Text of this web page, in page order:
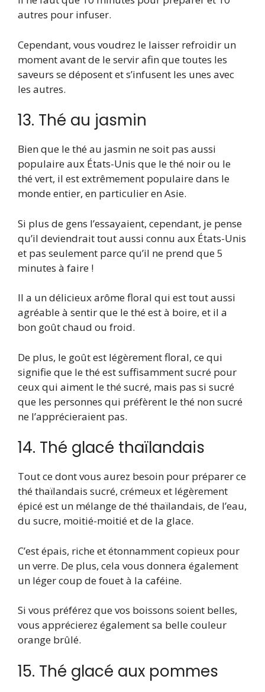
autres pour infuser.
Cependant, vous voudrez le laisser refroidir un
moment avant de le servir afin que toutes les
saveurs se déposent et s’infusent les unes avec
les autres.
13. Thé au jasmin
Bien que le thé au jasmin ne soit pas aussi
populaire aux États-Unis que le thé noir ou le
thé vert, il est extrêmement populaire dans le
monde entier, en particulier en Asie.
Si plus de gens l’essayaient, cependant, je pense
qu’il deviendrait tout aussi connu aux États-Unis
et pas seulement parce qu’il ne prend que 5
minutes à faire !
Il a un délicieux arôme floral qui est tout aussi
agréable à sentir que le thé est à boire, et il a
bon goût chaud ou froid.
De plus, le goût est légèrement floral, ce qui
signifie que le thé est suffisamment sucré pour
ceux qui aiment le thé sucré, mais pas si sucré
que les personnes qui préfèrent le thé non sucré
ne l’apprécieraient pas.
14. Thé glacé thaïlandais
Tout ce dont vous aurez besoin pour préparer ce
thé thaïlandais sucré, crémeux et légèrement
épicé est un mélange de thé thaïlandais, de l’eau,
du sucre, moitié-moitié et de la glace.
C’est épais, riche et étonnamment copieux pour
un verre. De plus, cela vous donnera également
un léger coup de fouet à la caféine.
Si vous préférez que vos boissons soient belles,
vous apprécierez également sa belle couleur
orange brûlé.
15. Thé glacé aux pommes